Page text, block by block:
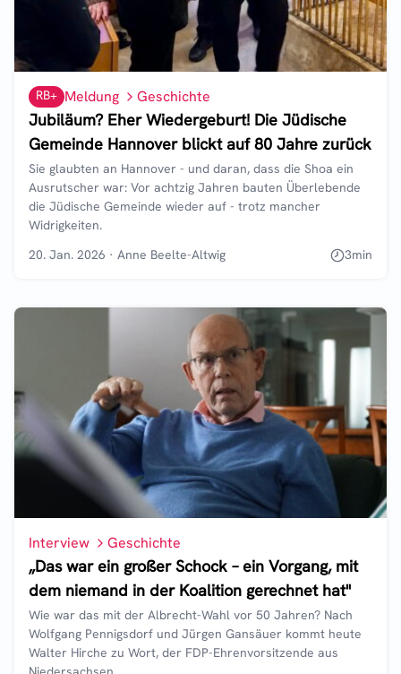
RB+ Meldung Geschichte
Jubiläum? Eher Wiedergeburt! Die Jüdische
Gemeinde Hannover blickt auf 80 Jahre zurück
Sie glaubten an Hannover - und daran, dass die Shoa ein
Ausrutscher war: Vor achtzig Jahren bauten Überlebende
die Jüdische Gemeinde wieder auf - trotz mancher
Widrigkeiten.
20. Jan. 2026 · Anne Beelte-Altwig 3min
Interview Geschichte
„Das war ein großer Schock – ein Vorgang, mit
dem niemand in der Koalition gerechnet hat"
Wie war das mit der Albrecht-Wahl vor 50 Jahren? Nach
Wolfgang Pennigsdorf und Jürgen Gansäuer kommt heute
Walter Hirche zu Wort, der FDP-Ehrenvorsitzende aus